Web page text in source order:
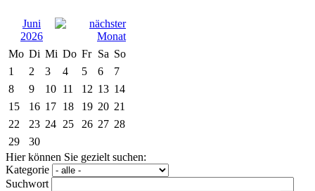
Juni
2026
Mo Di Mi Do Fr Sa So
1
2 3 4 5 6
7
8
9 10 11 12 13 14
15
16 17 18 19 20 21
22
23 24 25 26 27 28
29
30
Hier können Sie gezielt suchen:
Kategorie
Suchwort